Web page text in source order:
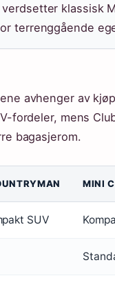
verdsetter klassisk
terrenggående
avhenger av
fordeler, mens
bagasjerom.
MINI
SUV